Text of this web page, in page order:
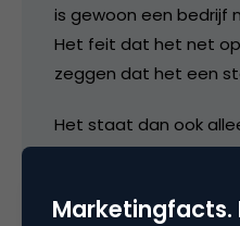
is gewoon een bedrijf
Het feit dat het net
zeggen dat het een
Het staat dan ook
genoeg lijkt me.
Just saying…
Marketingfacts.